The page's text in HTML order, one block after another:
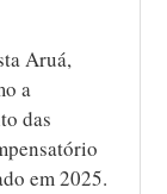
Aruá,
a
das
em 2025.